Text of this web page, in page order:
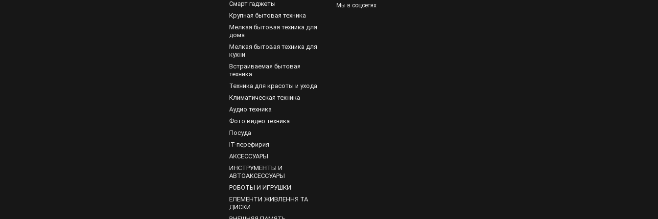
чтобы гасить вибрации. За счёт этого машинка работает немного тише.
Барабаны в современных устройствах проходят обязательную балансировку. А мотора изготавливаются из современных материалов. Поэтому
работают тихо, устойчиво и потребляют не много энергии.
Как выбрать подходящую модель
Прежде всего нужно определиться с приемлемой ценой и выбрать место установки машины, чтобы определиться с габаритами. На этом же этапе
Далее нужно определить необходимую вместимость барабана. Не стоит покупать стиральную машину рассчитанную на 7 кг белья, если для семьи
Нужно определиться с классом энергоэффективности. Минимальный класс энергоэффективности для современных стиральных машин - А, всё что
ниже, потребляет неоправданно много электроэнергии, а стоит столько же.
И только теперь стоит ознакомиться с предлагаемыми наборами программ, режимами стирок и скоростью отжима. Здесь каждый покупатель сможет
Смарт гаджеты
Крупная бытовая техника
Мелкая бытовая техника для
дома
Мелкая бытовая техника для
кухни
Встраиваемая бытовая
техника
Техника для красоты и ухода
Климатическая техника
Аудио техника
Фото видео техника
Посуда
IT-перефирия
АКСЕССУАРЫ
ИНСТРУМЕНТЫ И
АВТОАКСЕССУАРЫ
РОБОТЫ И ИГРУШКИ
ЕЛЕМЕНТИ ЖИВЛЕННЯ ТА
ДИСКИ
Мы в соцсетях